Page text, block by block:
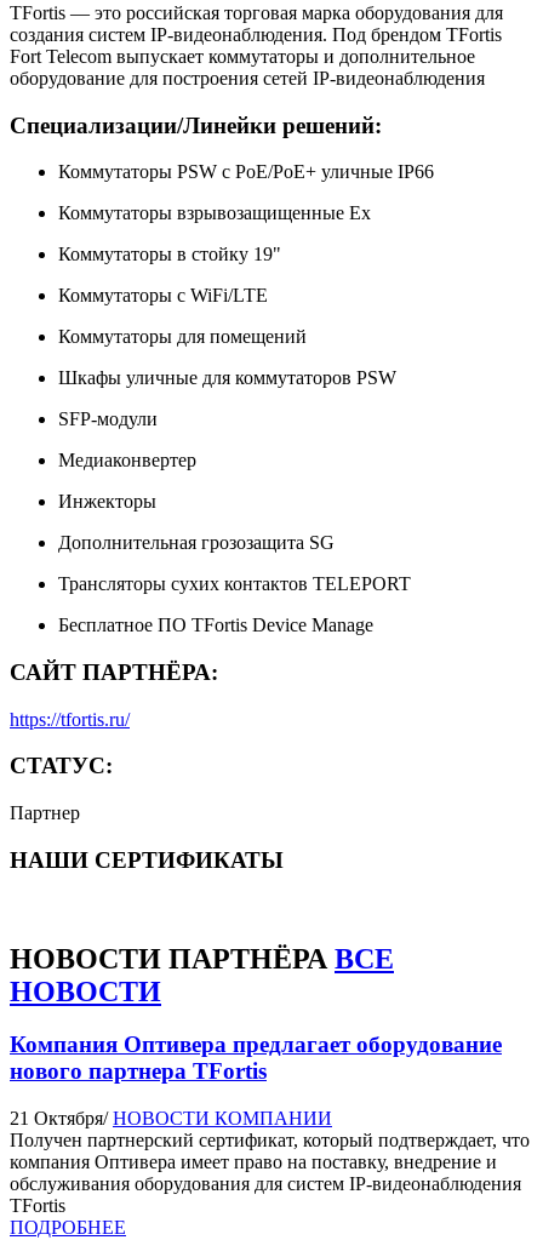
TFortis — это российская торговая марка оборудования для
создания систем IP-видеонаблюдения. Под брендом TFortis
Fort Telecom выпускает коммутаторы и дополнительное
оборудование для построения сетей IP-видеонаблюдения
Специализации/Линейки решений:
Коммутаторы PSW с PoE/PoE+ уличные IP66
Коммутаторы взрывозащищенные Ex
Коммутаторы в стойку 19"
Коммутаторы c WiFi/LTE
Коммутаторы для помещений
Шкафы уличные для коммутаторов PSW
SFP-модули
Медиаконвертер
Инжекторы
Дополнительная грозозащита SG
Трансляторы сухих контактов TELEPORT
Бесплатное ПО TFortis Device Manage
САЙТ ПАРТНЁРА:
https://tfortis.ru/
СТАТУС:
Партнер
НАШИ СЕРТИФИКАТЫ
НОВОСТИ ПАРТНЁРА ВСЕ
НОВОСТИ
Компания Оптивера предлагает оборудование
нового партнера TFortis
21 Октября/ НОВОСТИ КОМПАНИИ
Получен партнерский сертификат, который подтверждает, что
компания Оптивера имеет право на поставку, внедрение и
обслуживания оборудования для систем IP-видеонаблюдения
TFortis
ПОДРОБНЕЕ